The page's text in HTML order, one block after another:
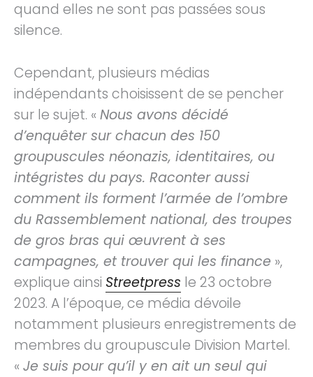
quand elles ne sont pas passées sous
silence.
Cependant, plusieurs médias
indépendants choisissent de se pencher
sur le sujet. « Nous avons décidé
d’enquêter sur chacun des 150
groupuscules néonazis, identitaires, ou
intégristes du pays. Raconter aussi
comment ils forment l’armée de l’ombre
du Rassemblement national, des troupes
de gros bras qui œuvrent à ses
campagnes, et trouver qui les finance »,
explique ainsi Streetpress le 23 octobre
2023. A l’époque, ce média dévoile
notamment plusieurs enregistrements de
membres du groupuscule Division Martel.
« Je suis pour qu’il y en ait un seul qui